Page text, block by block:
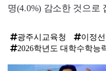
명(4.0%) 감소한 것으로
광주시교육청
이정
2026학년도 대학수학능